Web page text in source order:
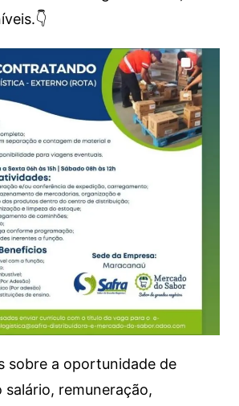
sobre a oportunidade de
remuneração,